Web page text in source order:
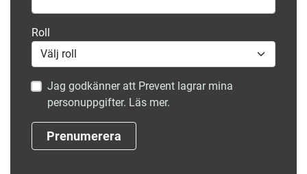
Roll
Jag godkänner att Prevent lagrar mina
personuppgifter. Läs mer.
Prenumerera